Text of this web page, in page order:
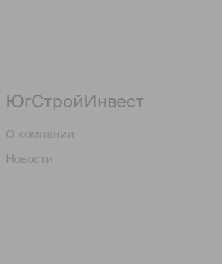
ЮгСтройИнвест
О компании
Новости